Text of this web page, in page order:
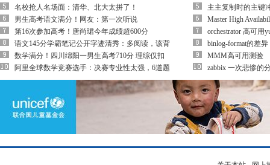
名校抢人名场面：清华、北大太拼了！
男生高考语文满分！网友：第一次听说
第16次参加高考！唐尚珺今年成绩超600分
语文145分学霸笔记公开字迹清秀：多阅读，该背
数学满分！四川绵阳一男生高考710分 理综仅扣
阿里全球数学竞赛选手：决赛专业性太强，6道题
主主复制时的主键
Master High
orchestrator 高可用
binlog-format的差异
MMM高可用测验
zabbix 一次悲惨的